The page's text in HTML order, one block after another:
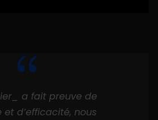
{
a fait preuve de
d’efficacité, nous